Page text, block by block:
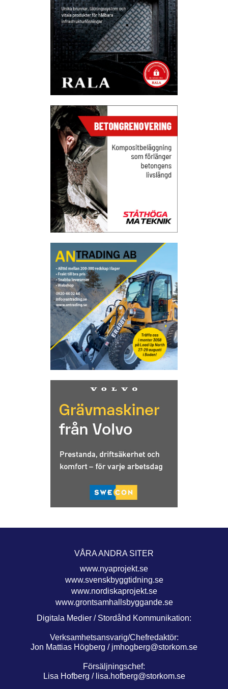
VÅRA ANDRA SITER
www.nyaprojekt.se
www.svenskbyggtidning.se
www.nordiskaprojekt.se
www.grontsamhallsbyggande.se
Digitala Medier / Stordåhd Kommunikation:
Verksamhetsansvarig/Chefredaktör:
Jon Mattias Högberg / jmhogberg@storkom.se
Försäljningschef:
Lisa Hofberg / lisa.hofberg@storkom.se